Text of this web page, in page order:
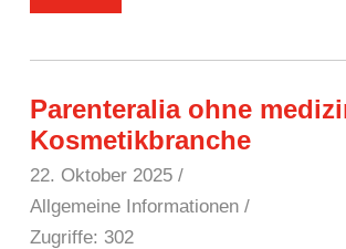
Parenteralia ohne
Kosmetikbranche
22. Oktober 2025 /
Allgemeine Informationen /
Zugriffe: 302